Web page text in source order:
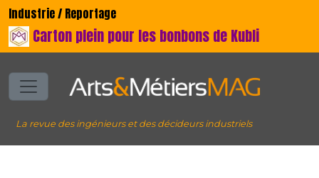
Industrie / Reportage
Carton plein pour les bonbons de Kubli
La revue des ingénieurs et des décideurs industriels